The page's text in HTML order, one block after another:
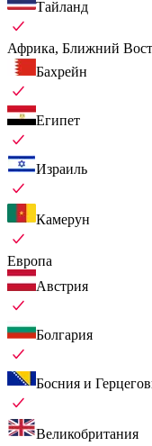
Тайланд
Африка, Ближний
Бахрейн
Египет
Израиль
Камерун
Европа
Австрия
Болгария
Босния и
Великобритания